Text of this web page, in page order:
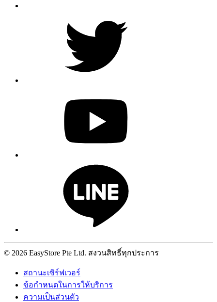
© 2026 EasyStore Pte Ltd. สงวนสิทธิ์ทุกประการ
สถานะเซิร์ฟเวอร์
ข้อกำหนดในการให้บริการ
ความเป็นส่วนตัว